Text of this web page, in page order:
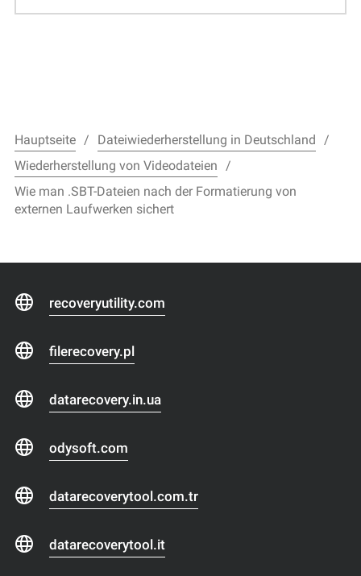
Hauptseite
Dateiwiederherstellung in Deutschland
Wiederherstellung von Videodateien
Wie man .SBT-Dateien nach der Formatierung von
externen Laufwerken sichert
recoveryutility.com
filerecovery.pl
datarecovery.in.ua
odysoft.com
datarecoverytool.com.tr
datarecoverytool.it